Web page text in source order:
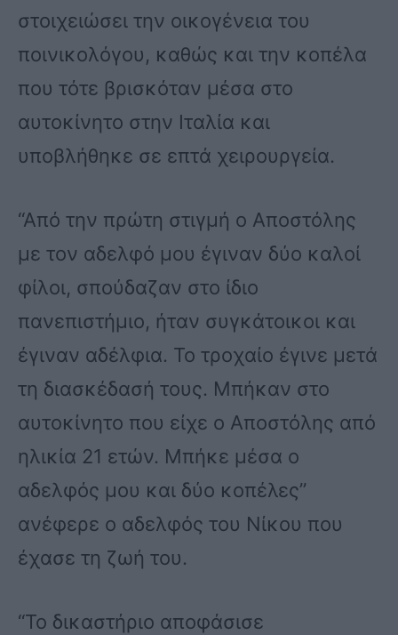
στοιχειώσει την οικογένεια του
ποινικολόγου, καθώς και την κοπέλα
που τότε βρισκόταν μέσα στο
αυτοκίνητο στην Ιταλία και
υποβλήθηκε σε επτά χειρουργεία.
“Από την πρώτη στιγμή ο Αποστόλης
με τον αδελφό μου έγιναν δύο καλοί
φίλοι, σπούδαζαν στο ίδιο
πανεπιστήμιο, ήταν συγκάτοικοι και
έγιναν αδέλφια. Το τροχαίο έγινε μετά
τη διασκέδασή τους. Μπήκαν στο
αυτοκίνητο που είχε ο Αποστόλης από
ηλικία 21 ετών. Μπήκε μέσα ο
αδελφός μου και δύο κοπέλες”
ανέφερε ο αδελφός του Νίκου που
έχασε τη ζωή του.
“Το δικαστήριο αποφάσισε